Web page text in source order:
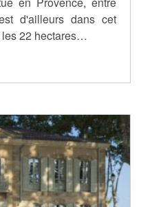
d'ailleurs dans cet
22 hectares…